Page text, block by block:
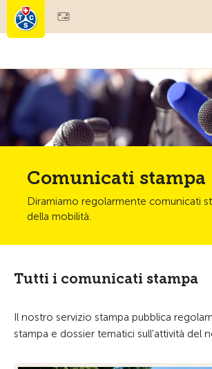
Comunicati stampa
Diramiamo regolarmente comunicati
della mobilità.
Tutti i comunicati stampa
Il nostro servizio stampa pubblica
stampa e dossier tematici sull'attività del